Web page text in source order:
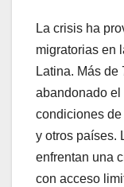
La crisis ha
migratorias en
Latina. Más
abandonado
condiciones
y otros países.
enfrentan una
con acceso